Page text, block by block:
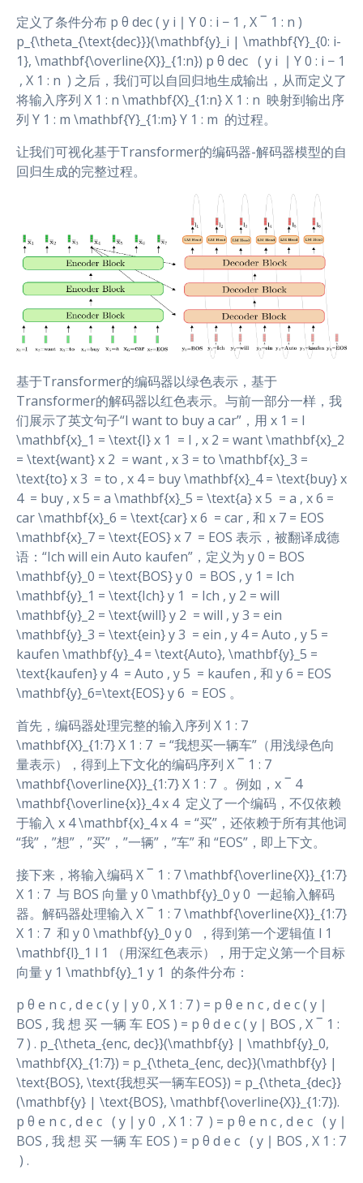
定义了条件分布 p θ dec ( y i ∣ Y 0 : i − 1 , X ‾ 1 : n )
p_{\theta_{\text{dec}}}(\mathbf{y}_i | \mathbf{Y}_{0: i-
1}, \mathbf{\overline{X}}_{1:n}) p θ dec ​ ​ ( y i ​ ∣ Y 0 : i − 1
​ , X 1 : n ​ ) 之后，我们可以自回归地生成输出，从而定义了
将输入序列 X 1 : n \mathbf{X}_{1:n} X 1 : n ​ 映射到输出序
列 Y 1 : m \mathbf{Y}_{1:m} Y 1 : m ​ 的过程。
让我们可视化基于Transformer的编码器-解码器模型的自
回归生成的完整过程。
基于Transformer的编码器以绿色表示，基于
Transformer的解码器以红色表示。与前一部分一样，我
们展示了英文句子“I want to buy a car”，用 x 1 = I
\mathbf{x}_1 = \text{I} x 1 ​ = I , x 2 = want \mathbf{x}_2
= \text{want} x 2 ​ = want , x 3 = to \mathbf{x}_3 =
\text{to} x 3 ​ = to , x 4 = buy \mathbf{x}_4 = \text{buy} x
4 ​ = buy , x 5 = a \mathbf{x}_5 = \text{a} x 5 ​ = a , x 6 =
car \mathbf{x}_6 = \text{car} x 6 ​ = car , 和 x 7 = EOS
\mathbf{x}_7 = \text{EOS} x 7 ​ = EOS 表示，被翻译成德
语：“Ich will ein Auto kaufen”，定义为 y 0 = BOS
\mathbf{y}_0 = \text{BOS} y 0 ​ = BOS , y 1 = Ich
\mathbf{y}_1 = \text{Ich} y 1 ​ = Ich , y 2 = will
\mathbf{y}_2 = \text{will} y 2 ​ = will , y 3 = ein
\mathbf{y}_3 = \text{ein} y 3 ​ = ein , y 4 = Auto , y 5 =
kaufen \mathbf{y}_4 = \text{Auto}, \mathbf{y}_5 =
\text{kaufen} y 4 ​ = Auto , y 5 ​ = kaufen , 和 y 6 = EOS
\mathbf{y}_6=\text{EOS} y 6 ​ = EOS 。
首先，编码器处理完整的输入序列 X 1 : 7
\mathbf{X}_{1:7} X 1 : 7 ​ = “我想买一辆车”（用浅绿色向
量表示），得到上下文化的编码序列 X ‾ 1 : 7
\mathbf{\overline{X}}_{1:7} X 1 : 7 ​ 。例如，x ‾ 4
\mathbf{\overline{x}}_4 x 4 ​ 定义了一个编码，不仅依赖
于输入 x 4 \mathbf{x}_4 x 4 ​ = “买”，还依赖于所有其他词
“我”，”想”，”买”，”一辆”，”车” 和 “EOS”，即上下文。
接下来，将输入编码 X ‾ 1 : 7 \mathbf{\overline{X}}_{1:7}
X 1 : 7 ​ 与 BOS 向量 y 0 \mathbf{y}_0 y 0 ​ 一起输入解码
器。解码器处理输入 X ‾ 1 : 7 \mathbf{\overline{X}}_{1:7}
X 1 : 7 ​ 和 y 0 \mathbf{y}_0 y 0 ​ ，得到第一个逻辑值 l 1
\mathbf{l}_1 l 1 ​（用深红色表示），用于定义第一个目标
向量 y 1 \mathbf{y}_1 y 1 ​ 的条件分布：
p θ e n c , d e c ( y ∣ y 0 , X 1 : 7 ) = p θ e n c , d e c ( y ∣
BOS , 我 想 买 一辆 车 EOS ) = p θ d e c ( y ∣ BOS , X ‾ 1 :
7 ) . p_{\theta_{enc, dec}}(\mathbf{y} | \mathbf{y}_0,
\mathbf{X}_{1:7}) = p_{\theta_{enc, dec}}(\mathbf{y} |
\text{BOS}, \text{我想买一辆车EOS}) = p_{\theta_{dec}}
(\mathbf{y} | \text{BOS}, \mathbf{\overline{X}}_{1:7}).
p θ e n c , d e c ​ ​ ( y ∣ y 0 ​ , X 1 : 7 ​ ) = p θ e n c , d e c ​ ​ ( y ∣
BOS , 我 想 买 一辆 车 EOS ) = p θ d e c ​ ​ ( y ∣ BOS , X 1 : 7
​ ) .